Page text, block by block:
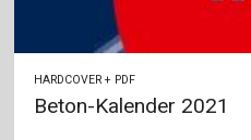
HARDCOVER + PDF
Beton-Kalender 2021